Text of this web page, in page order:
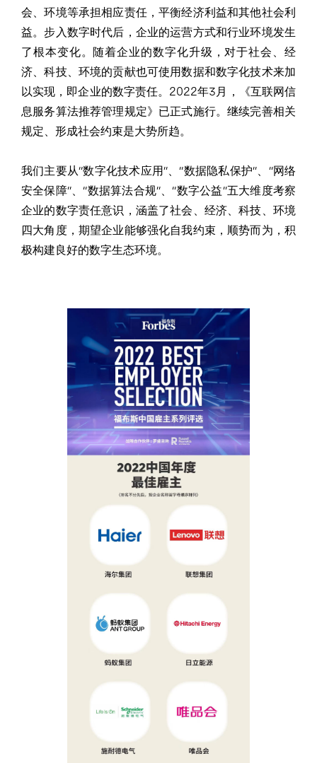
会、环境等承担相应责任，平衡经济利益和其他社会利
益。步入数字时代后，企业的运营方式和行业环境发生
了根本变化。随着企业的数字化升级，对于社会、经
济、科技、环境的贡献也可使用数据和数字化技术来加
以实现，即企业的数字责任。2022年3月，《互联网信
息服务算法推荐管理规定》已正式施行。继续完善相关
规定、形成社会约束是大势所趋。
我们主要从“数字化技术应用”、“数据隐私保护”、“网络
安全保障”、“数据算法合规”、“数字公益”五大维度考察
企业的数字责任意识，涵盖了社会、经济、科技、环境
四大角度，期望企业能够强化自我约束，顺势而为，积
极构建良好的数字生态环境。